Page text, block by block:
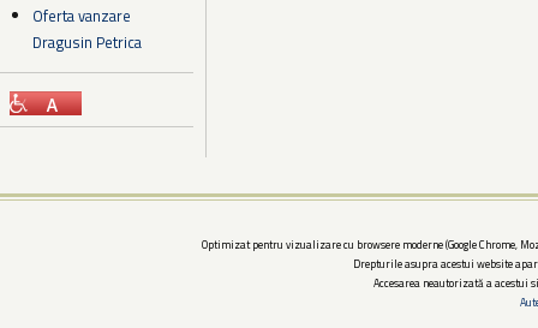
Oferta vanzare
Dragusin Petrica
Optimizat pentru vizualizare cu browsere moderne (Google Chrome,
Drepturile asupra acestui website
Accesarea neautorizată a acestui